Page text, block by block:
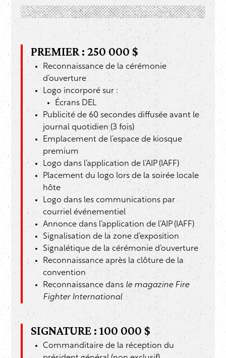
PREMIER : 250 000 $
Reconnaissance de la cérémonie
d’ouverture
Logo incorporé sur :
Écrans DEL
Publicité de 60 secondes diffusée avant le
journal quotidien (3 fois)
Emplacement de l’espace de kiosque
premium
Logo dans l’application de l’AIP (IAFF)
Placement du logo lors de la soirée locale
hôte
Logo dans les communications par
courriel événementiel
Annonce dans l’application de l’AIP (IAFF)
Signalisation de la zone d’exposition
Signalétique de la cérémonie d’ouverture
Reconnaissance après la clôture de la
convention
Reconnaissance dans le magazine Fire
Fighter International
SIGNATURE : 100 000 $
Commanditaire de la réception du